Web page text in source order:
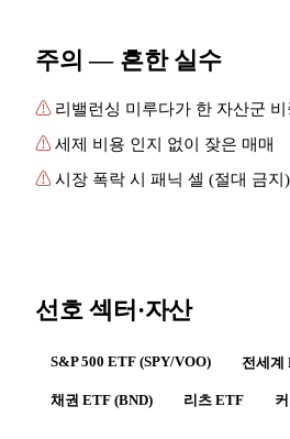
주의 — 흔한 실수
⚠ 리밸런싱 미루다가 한 자산군 비
⚠세제 비용 인지 없이 잦은 매매
⚠시장 폭락 시 패닉 셀 (절대 금지)
선호 섹터·자산
S&P 500 ETF (SPY/VOO) 전세계
채권 ETF (BND) 리츠 ETF